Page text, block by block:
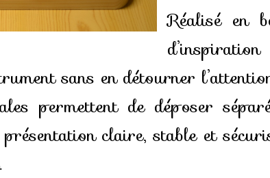
Réalisé en
sans en détourner
permettent de déposer
claire, stable et